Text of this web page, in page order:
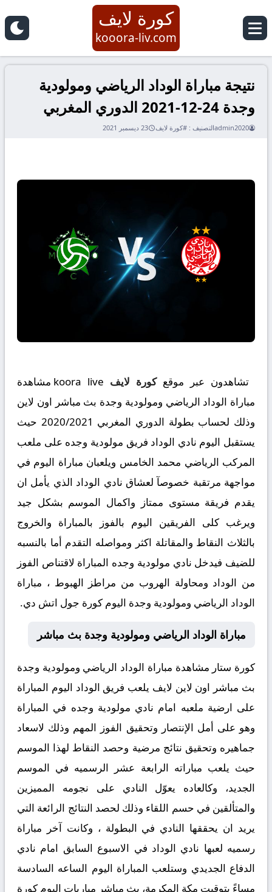
كورة لايف
kooora-liv.com
نتيجة مباراة الوداد الرياضي ومولودية
وجدة 24-12-2021 الدوري المغربي
admin2020التصنيف : #كورة لايف 23 ديسمبر 2021
تشاهدون عبر موقعكورة لايف
koora live مشاهدة
مباراة الوداد الرياضي ومولودية وجدة بث مباشر اون لاين
وذلك لحساب بطولة الدوري المغربي 2020/2021 حيث
يستقبل اليوم نادي الوداد فريق مولودية وجده على ملعب
المركب الرياضي محمد الخامس ويلعبان مباراة اليوم في
مواجهة مرتقبة خصوصآ لعشاق نادي الوداد الذي يأمل ان
يقدم فريقة مستوى ممتاز واكمال الموسم بشكل جيد
ويرغب كلى الفريقين اليوم بالفوز بالمباراة والخروج
بالثلاث النقاط والمقاتلة اكثر ومواصله التقدم أما بالنسبه
للضيف فيدخل نادي مولودية وجده المباراة لاقتناص الفوز
من الوداد ومحاولة الهروب من مراطز الهبوط ، مباراة
الوداد الرياضي ومولودية وجدة اليوم كورة جول اتش دي.
مباراة الوداد الرياضي ومولودية وجدة بث مباشر
كورة ستار مشاهدة مباراة الوداد الرياضي ومولودية وجدة
بث مباشر اون لاين لايف يلعب فريق الوداد اليوم المباراة
على ارضية ملعبه امام نادي مولودية وجده في المباراة
وهو على أمل الإنتصار وتحقيق الفوز المهم وذلك لاسعاد
جماهيره وتحقيق نتائج مرضية وحصد النقاط لهذا الموسم
حيث يلعب مباراته الرابعة عشر الرسميه في الموسم
الجديد، وكالعاده يعوّل النادي على نجومه المميزين
والمتألقين في حسم اللقاء وذلك لحصد النتائج الرائعة التي
يريد ان يحققها النادي في البطولة ، وكانت آخر مباراة
رسميه لعبها نادي الوداد في الاسبوع السابق امام نادي
الدفاع الجديدي وستلعب المباراة اليوم الساعه السادسة
مساءً بتوقيت مكة المكرمة، بث مباشر مباريات اليوم كورة